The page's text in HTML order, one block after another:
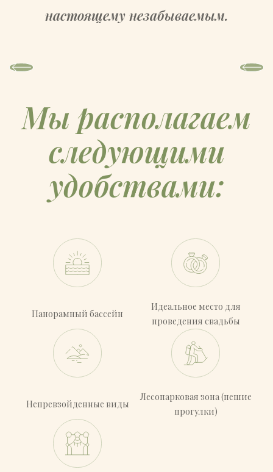
настоящему незабываемым.
Мы располагаем
следующими
удобствами:
Панорамный бассейн
Идеальное место для
проведения свадьбы
Непревзойденные виды
Лесопарковая зона (пешие
прогулки)